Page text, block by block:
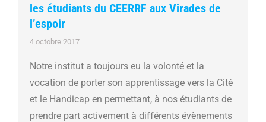
les étudiants du CEERRF aux Virades de
l’espoir
4 octobre 2017
Notre institut a toujours eu la volonté et la
vocation de porter son apprentissage vers la Cité
et le Handicap en permettant, à nos étudiants de
prendre part activement à différents évènements